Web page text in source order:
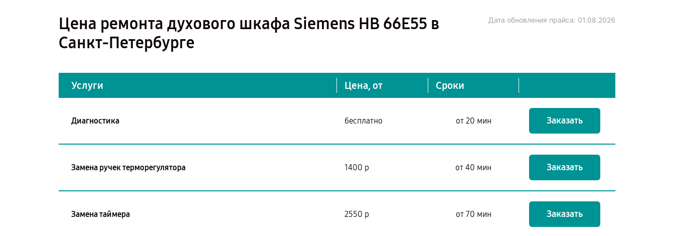
Цена ремонта духового шкафа Siemens HB 66E55 в
Санкт-Петербурге
Дата обновления прайса: 01.08.2026
Услуги Цена, от Сроки
Диагностика бесплатно от 20 мин Заказать
Замена ручек терморегулятора 1400 р от 40 мин Заказать
Замена таймера 2550 р от 70 мин Заказать